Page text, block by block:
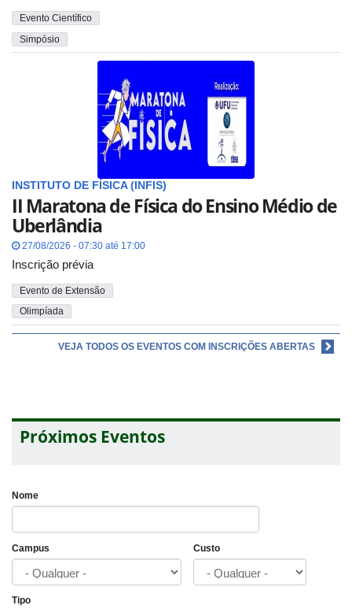
Evento Científico
Simpósio
INSTITUTO DE FÍSICA (INFIS)
II Maratona de Física do Ensino Médio de
Uberlândia
27/08/2026 - 07:30 até 17:00
Inscrição prévia
Evento de Extensão
Olimpíada
VEJA TODOS OS EVENTOS COM INSCRIÇÕES ABERTAS
Próximos Eventos
Nome
Campus Custo
Tipo